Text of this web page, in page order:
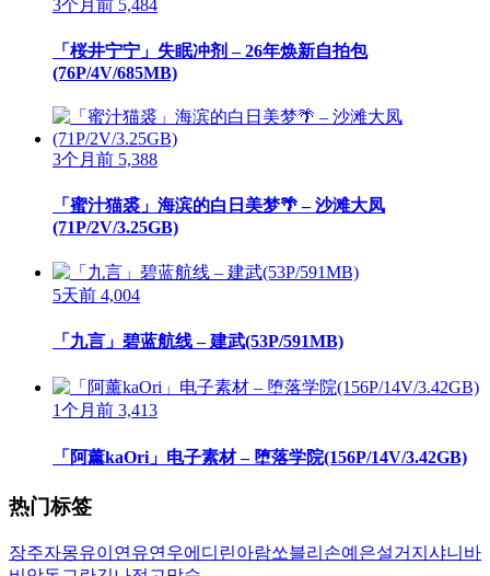
3个月前 5,484
「桜井宁宁」失眠冲剂 – 26年焕新自拍包
(76P/4V/685MB)
3个月前 5,388
「蜜汁猫裘」海滨的白日美梦🌴 – 沙滩大凤
(71P/2V/3.25GB)
5天前 4,004
「九言」碧蓝航线 – 建武(53P/591MB)
1个月前 3,413
「阿薰kaOri」电子素材 – 堕落学院(156P/14V/3.42GB)
热门标签
장주자몽유이 연유연우에디린아람쏘블리 손예은설거지 샤니 바